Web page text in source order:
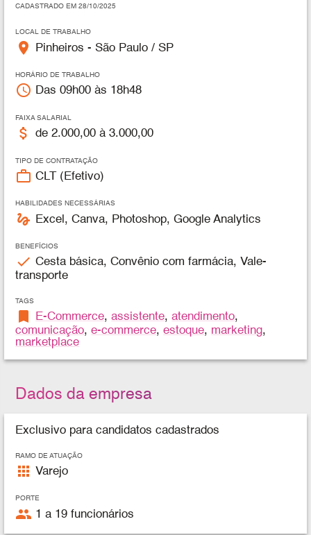
CADASTRADO EM 28/10/2025
LOCAL DE TRABALHO
place Pinheiros - São Paulo / SP
HORÁRIO DE TRABALHO
access_time Das 09h00 às 18h48
FAIXA SALARIAL
attach_money de 2.000,00 à 3.000,00
TIPO DE CONTRATAÇÃO
work_outline CLT (Efetivo)
HABILIDADES NECESSÁRIAS
gesture Excel, Canva, Photoshop, Google Analytics
BENEFÍCIOS
check Cesta básica, Convênio com farmácia, Vale-
transporte
TAGS
bookmark E-Commerce,assistente,atendimento,
comunicação,e-commerce,estoque, marketing,
marketplace
Dados da empresa
Exclusivo para candidatos cadastrados
RAMO DE ATUAÇÃO
apps Varejo
PORTE
people 1 a 19 funcionários